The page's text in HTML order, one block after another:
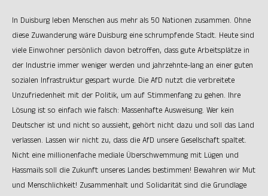
In Duisburg leben Menschen aus mehr als 50 Nationen zusammen. Ohne
diese Zuwanderung wäre Duisburg eine schrumpfende Stadt. Heute sind
viele Einwohner persönlich davon betroffen, dass gute Arbeitsplätze in
der Industrie immer weniger werden und jahrzehnte-lang an einer guten
sozialen Infrastruktur gespart wurde. Die AfD nutzt die verbreitete
Unzufriedenheit mit der Politik, um auf Stimmenfang zu gehen. Ihre
Lösung ist so einfach wie falsch: Massenhafte Ausweisung. Wer kein
Deutscher ist und nicht so aussieht, gehört nicht dazu und soll das Land
verlassen. Lassen wir nicht zu, dass die AfD unsere Gesellschaft spaltet.
Nicht eine millionenfache mediale Überschwemmung mit Lügen und
Hassmails soll die Zukunft unseres Landes bestimmen! Bewahren wir Mut
und Menschlichkeit! Zusammenhalt und Solidarität sind die Grundlage